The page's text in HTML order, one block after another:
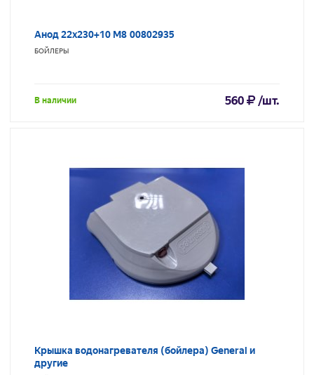
Анод 22х230+10 М8 00802935
БОЙЛЕРЫ
В наличии 560 /шт.
Крышка водонагревателя (бойлера) General и
другие